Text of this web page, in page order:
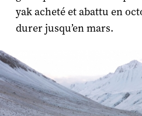
yak acheté et abattu en
durer jusqu’en mars.